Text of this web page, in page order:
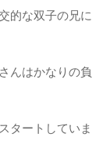
的な双子の兄に
んはかなりの負
タートしていま